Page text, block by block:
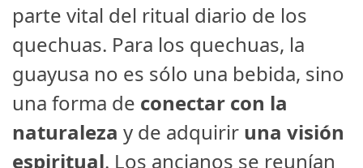
parte vital del ritual diario de los
quechuas. Para los quechuas, la
guayusa no es sólo una bebida, sino
una forma de conectar con la
naturaleza y de adquirir una visión
espiritual. Los ancianos se reunían